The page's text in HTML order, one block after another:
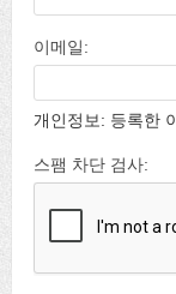
이메일:
개인정보: 등록한
스팸 차단 검사: